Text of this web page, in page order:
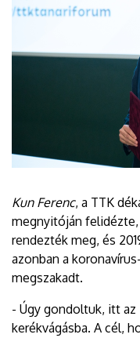
Kun Ferenc, a TTK
megnyitóján
rendezték meg, és
azonban a
megszakadt.
- Úgy gondoltuk, itt az
kerékvágásba. A cél,